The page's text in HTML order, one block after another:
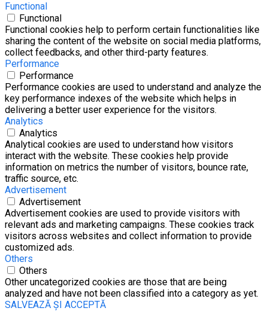
Functional
Functional
Functional cookies help to perform certain functionalities like
sharing the content of the website on social media platforms,
collect feedbacks, and other third-party features.
Performance
Performance
Performance cookies are used to understand and analyze the
key performance indexes of the website which helps in
delivering a better user experience for the visitors.
Analytics
Analytics
Analytical cookies are used to understand how visitors
interact with the website. These cookies help provide
information on metrics the number of visitors, bounce rate,
traffic source, etc.
Advertisement
Advertisement
Advertisement cookies are used to provide visitors with
relevant ads and marketing campaigns. These cookies track
visitors across websites and collect information to provide
customized ads.
Others
Others
Other uncategorized cookies are those that are being
analyzed and have not been classified into a category as yet.
SALVEAZĂ ȘI ACCEPTĂ